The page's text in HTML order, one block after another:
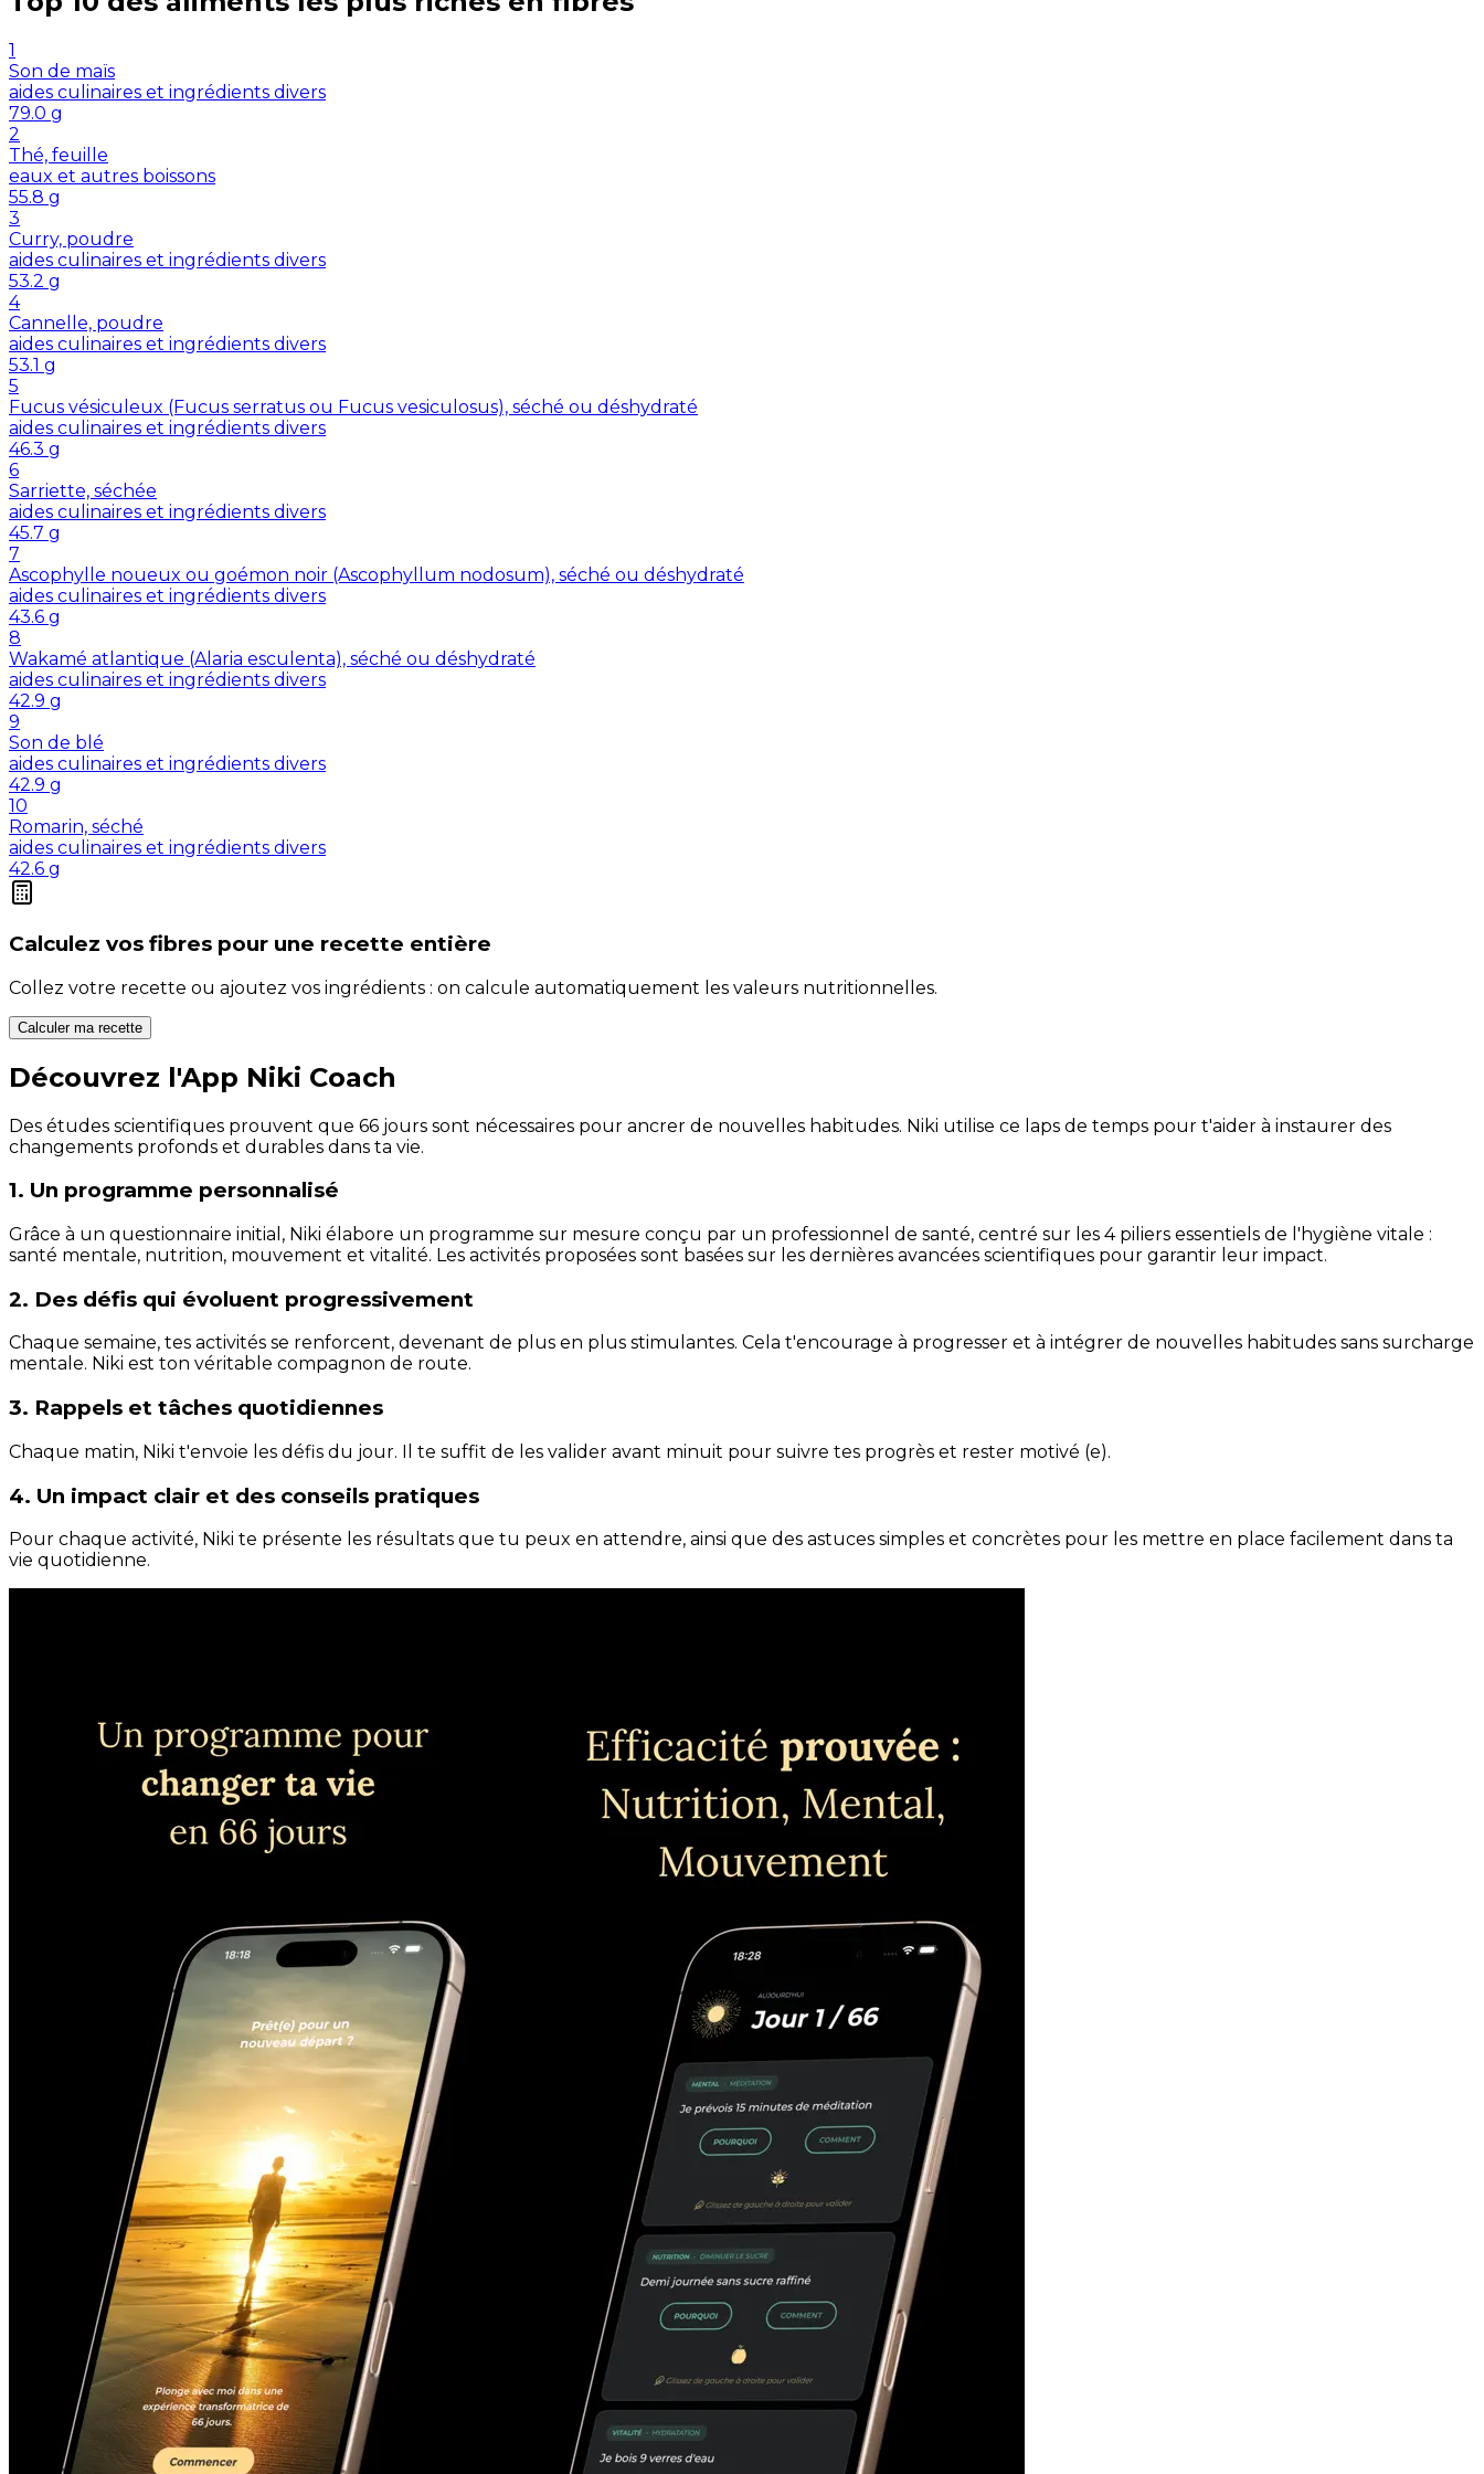
1
Son de maïs
aides culinaires et ingrédients divers
79.0 g
2
Thé, feuille
eaux et autres boissons
55.8 g
3
Curry, poudre
aides culinaires et ingrédients divers
53.2 g
4
Cannelle, poudre
aides culinaires et ingrédients divers
53.1 g
5
Fucus vésiculeux (Fucus serratus ou Fucus vesiculosus), séché ou déshydraté
aides culinaires et ingrédients divers
46.3 g
6
Sarriette, séchée
aides culinaires et ingrédients divers
45.7 g
7
Ascophylle noueux ou goémon noir (Ascophyllum nodosum), séché ou déshydraté
aides culinaires et ingrédients divers
43.6 g
8
Wakamé atlantique (Alaria esculenta), séché ou déshydraté
aides culinaires et ingrédients divers
42.9 g
9
Son de blé
aides culinaires et ingrédients divers
42.9 g
10
Romarin, séché
aides culinaires et ingrédients divers
42.6 g
Calculez vos fibres pour une recette entière
Collez votre recette ou ajoutez vos ingrédients : on calcule automatiquement les valeurs nutritionnelles.
Calculer ma recette
Découvrez l'App Niki Coach
Des études scientifiques prouvent que 66 jours sont nécessaires pour ancrer de nouvelles habitudes. Niki utilise ce laps de temps pour t'aider à instaurer des
changements profonds et durables dans ta vie.
1. Un programme personnalisé
Grâce à un questionnaire initial, Niki élabore un programme sur mesure conçu par un professionnel de santé, centré sur les 4 piliers essentiels de l'hygiène vitale :
santé mentale, nutrition, mouvement et vitalité. Les activités proposées sont basées sur les dernières avancées scientifiques pour garantir leur impact.
2. Des défis qui évoluent progressivement
Chaque semaine, tes activités se renforcent, devenant de plus en plus stimulantes. Cela t'encourage à progresser et à intégrer de nouvelles habitudes sans surcharge
mentale. Niki est ton véritable compagnon de route.
3. Rappels et tâches quotidiennes
Chaque matin, Niki t'envoie les défis du jour. Il te suffit de les valider avant minuit pour suivre tes progrès et rester motivé (e).
4. Un impact clair et des conseils pratiques
Pour chaque activité, Niki te présente les résultats que tu peux en attendre, ainsi que des astuces simples et concrètes pour les mettre en place facilement dans ta
vie quotidienne.